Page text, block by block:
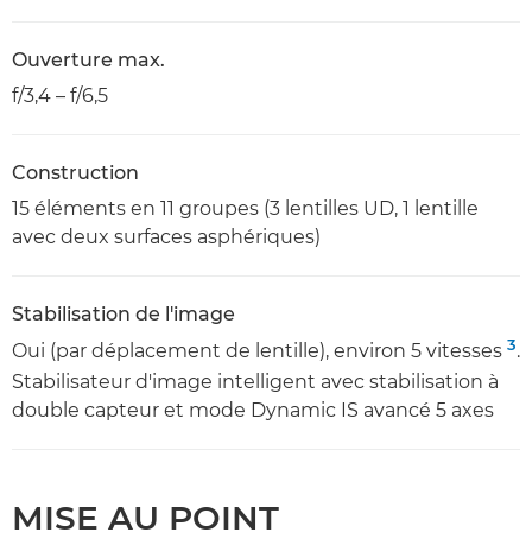
Ouverture max.
f/3,4 – f/6,5
Construction
15 éléments en 11 groupes (3 lentilles UD, 1 lentille
avec deux surfaces asphériques)
Stabilisation de l'image
Oui (par déplacement de lentille), environ 5 vitesses 3.
Stabilisateur d'image intelligent avec stabilisation à
double capteur et mode Dynamic IS avancé 5 axes
MISE AU POINT